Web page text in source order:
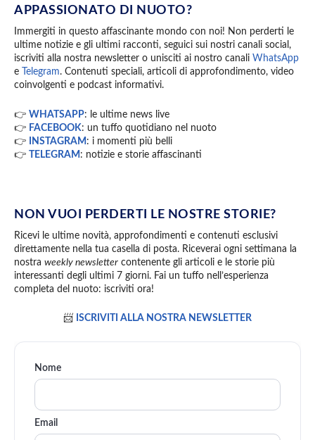
APPASSIONATO DI NUOTO?
Immergiti in questo affascinante mondo con noi! Non perderti le
ultime notizie e gli ultimi racconti, seguici sui nostri canali social,
iscriviti alla nostra newsletter o unisciti ai nostro canali WhatsApp
e
Telegram. Contenuti speciali, articoli di approfondimento, video
coinvolgenti e podcast informativi.
👉 WHATSAPP: le ultime news live
👉 FACEBOOK: un tuffo quotidiano nel nuoto
👉
INSTAGRAM : i momenti più belli
👉 TELEGRAM : notizie e storie affascinanti
NON VUOI PERDERTI LE NOSTRE STORIE?
Ricevi le ultime novità, approfondimenti e contenuti esclusivi
direttamente nella tua casella di posta. Riceverai ogni settimana la
nostra weekly newsletter contenente gli articoli e le storie più
interessanti degli ultimi 7 giorni. Fai un tuffo nell’esperienza
completa del nuoto: iscriviti ora!
📨 ISCRIVITI ALLA NOSTRA NEWSLETTER
Nome
Email